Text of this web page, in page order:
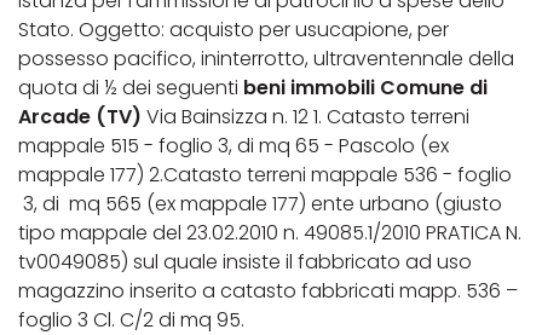
Stato. Oggetto: acquisto per usucapione, per
possesso pacifico, ininterrotto, ultraventennale della
quota di ½ dei seguenti beni immobili Comune di
Arcade (TV) Via Bainsizza n. 12 1. Catasto terreni
mappale 515 - foglio 3, di mq 65 - Pascolo (ex
mappale 177) 2.Catasto terreni mappale 536 - foglio
3, di mq 565 (ex mappale 177) ente urbano (giusto
tipo mappale del 23.02.2010 n. 49085.1/2010 PRATICA N.
tv0049085) sul quale insiste il fabbricato ad uso
magazzino inserito a catasto fabbricati mapp. 536 –
foglio 3 Cl. C/2 di mq 95.